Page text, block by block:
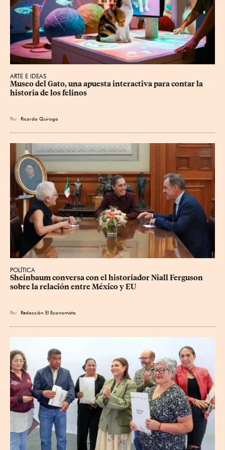
ARTE E IDEAS
Museo del Gato, una apuesta interactiva para contar la
historia de los felinos
Por Ricardo Quiroga
POLÍTICA
Sheinbaum conversa con el historiador Niall Ferguson
sobre la relación entre México y EU
Por Redacción El Economista